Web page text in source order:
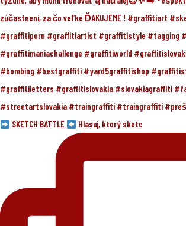
SKETCH BATTLE Hlasuj, ktorý sketc